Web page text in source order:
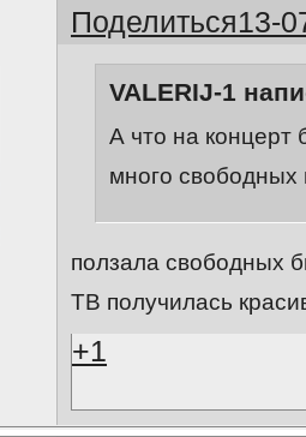
Поделиться13-
VALERIJ-1
А что на
много свободных
ползала свободных
ТВ получилась
+1